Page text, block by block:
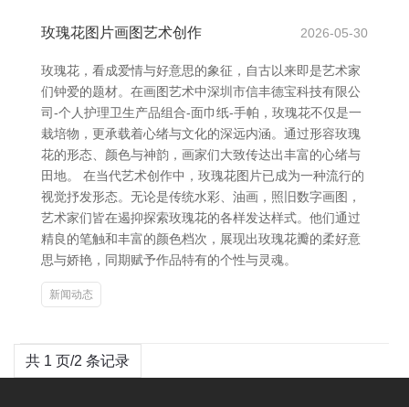
玫瑰花图片画图艺术创作 2026-05-30
玫瑰花，看成爱情与好意思的象征，自古以来即是艺术家
们钟爱的题材。在画图艺术中深圳市信丰德宝科技有限公
司-个人护理卫生产品组合-面巾纸-手帕，玫瑰花不仅是一
栽培物，更承载着心绪与文化的深远内涵。通过形容玫瑰
花的形态、颜色与神韵，画家们大致传达出丰富的心绪与
田地。 在当代艺术创作中，玫瑰花图片已成为一种流行的
视觉抒发形态。无论是传统水彩、油画，照旧数字画图，
艺术家们皆在遏抑探索玫瑰花的各样发达样式。他们通过
精良的笔触和丰富的颜色档次，展现出玫瑰花瓣的柔好意
思与娇艳，同期赋予作品特有的个性与灵魂。
新闻动态
共 1 页/2 条记录